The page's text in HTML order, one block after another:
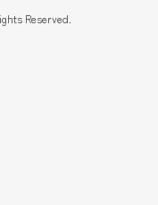
Reserved.